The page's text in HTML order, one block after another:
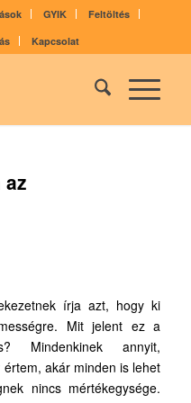
GYIK
Feltöltés
Kapcsolat
írja azt, hogy ki
Mit jelent ez a
Mindenkinek annyit,
akár minden is lehet
nincs mértékegysége.